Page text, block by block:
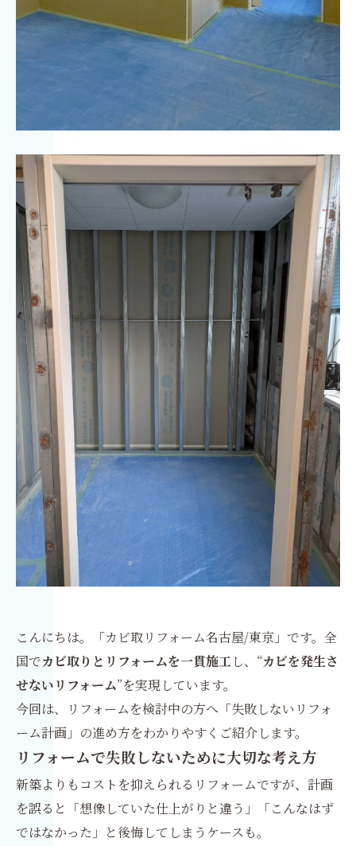
こんにちは。「カビ取リフォーム名古屋/東京」です。全
国でカビ取りとリフォームを一貫施工し、“カビを発生さ
せないリフォーム”を実現しています。
今回は、リフォームを検討中の方へ「失敗しないリフォ
ーム計画」の進め方をわかりやすくご紹介します。
リフォームで失敗しないために大切な考え方
新築よりもコストを抑えられるリフォームですが、計画
を誤ると「想像していた仕上がりと違う」「こんなはず
ではなかった」と後悔してしまうケースも。